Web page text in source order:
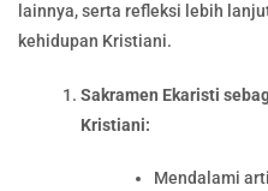
lainnya, serta refleksi lebih
kehidupan Kristiani.
Sakramen Ekaristi
Kristiani:
Mendalami